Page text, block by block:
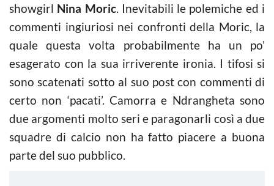
showgirl Nina Moric. Inevitabili le polemiche ed i
commenti ingiuriosi nei confronti della Moric, la
quale questa volta probabilmente ha un po’
esagerato con la sua irriverente ironia. I tifosi si
sono scatenati sotto al suo post con commenti di
certo non ‘pacati’. Camorra e Ndrangheta sono
due argomenti molto seri e paragonarli così a due
squadre di calcio non ha fatto piacere a buona
parte del suo pubblico.